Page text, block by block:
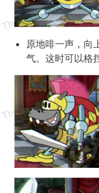
原地啡一声，向
气。这时可以格